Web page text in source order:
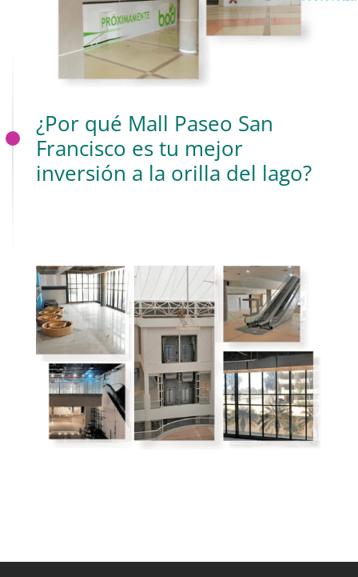
¿Por qué Mall Paseo San
Francisco es tu mejor
inversión a la orilla del lago?